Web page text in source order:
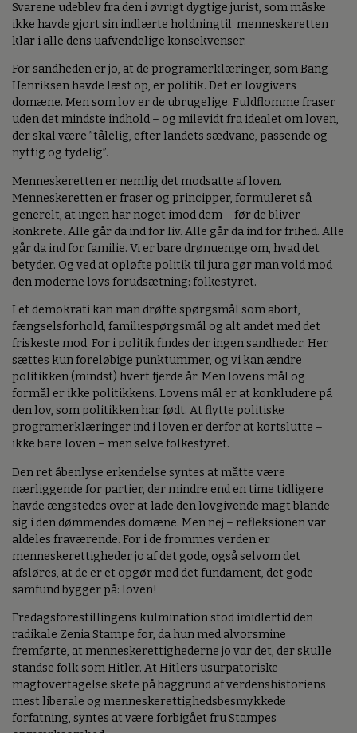
Svarene udeblev fra den i øvrigt dygtige jurist, som måske
ikke havde gjort sin indlærte holdningtil menneskeretten
klar i alle dens uafvendelige konsekvenser.
For sandheden er jo, at de programerklæringer, som Bang
Henriksen havde læst op, er politik. Det er lovgivers
domæne. Men som lov er de ubrugelige. Fuldflomme fraser
uden det mindste indhold – og milevidt fra idealet om loven,
der skal være ”tålelig, efter landets sædvane, passende og
nyttig og tydelig”.
Menneskeretten er nemlig det modsatte af loven.
Menneskeretten er fraser og principper, formuleret så
generelt, at ingen har noget imod dem – før de bliver
konkrete. Alle går da ind for liv. Alle går da ind for frihed. Alle
går da ind for familie. Vi er bare drønuenige om, hvad det
betyder. Og ved at opløfte politik til jura gør man vold mod
den moderne lovs forudsætning: folkestyret.
I et demokrati kan man drøfte spørgsmål som abort,
fængselsforhold, familiespørgsmål og alt andet med det
friskeste mod. For i politik findes der ingen sandheder. Her
sættes kun foreløbige punktummer, og vi kan ændre
politikken (mindst) hvert fjerde år. Men lovens mål og
formål er ikke politikkens. Lovens mål er at konkludere på
den lov, som politikken har født. At flytte politiske
programerklæringer ind i loven er derfor at kortslutte –
ikke bare loven – men selve folkestyret.
Den ret åbenlyse erkendelse syntes at måtte være
nærliggende for partier, der mindre end en time tidligere
havde ængstedes over at lade den lovgivende magt blande
sig i den dømmendes domæne. Men nej – refleksionen var
aldeles fraværende. For i de frommes verden er
menneskerettigheder jo af det gode, også selvom det
afsløres, at de er et opgør med det fundament, det gode
samfund bygger på: loven!
Fredagsforestillingens kulmination stod imidlertid den
radikale Zenia Stampe for, da hun med alvorsmine
fremførte, at menneskerettighederne jo var det, der skulle
standse folk som Hitler. At Hitlers usurpatoriske
magtovertagelse skete på baggrund af verdenshistoriens
mest liberale og menneskerettighedsbesmykkede
forfatning, syntes at være forbigået fru Stampes